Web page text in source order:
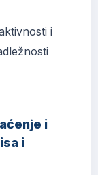
i
i
i